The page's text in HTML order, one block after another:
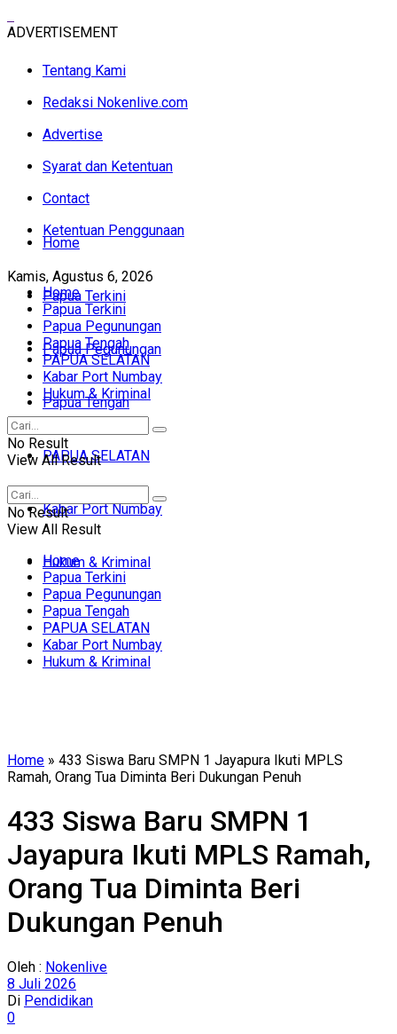
ADVERTISEMENT
Tentang Kami
Redaksi Nokenlive.com
Advertise
Syarat dan Ketentuan
Contact
Ketentuan Penggunaan
Kamis, Agustus 6, 2026
Home
Papua Terkini
Papua Pegunungan
Papua Tengah
PAPUA SELATAN
Kabar Port Numbay
Hukum & Kriminal
Home
Papua Terkini
Papua Pegunungan
Papua Tengah
PAPUA SELATAN
Kabar Port Numbay
Hukum & Kriminal
No Result
View All Result
No Result
View All Result
Home
Papua Terkini
Papua Pegunungan
Papua Tengah
PAPUA SELATAN
Kabar Port Numbay
Hukum & Kriminal
Home » 433 Siswa Baru SMPN 1 Jayapura Ikuti MPLS
Ramah, Orang Tua Diminta Beri Dukungan Penuh
433 Siswa Baru SMPN 1
Jayapura Ikuti MPLS Ramah,
Orang Tua Diminta Beri
Dukungan Penuh
Oleh : Nokenlive
8 Juli 2026
Di Pendidikan
0